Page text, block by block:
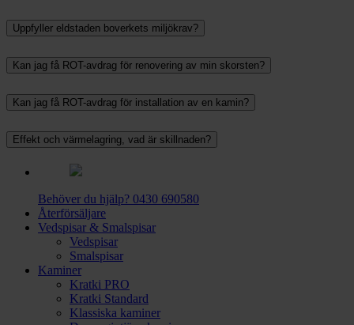
Uppfyller eldstaden boverkets miljökrav?
Kan jag få ROT-avdrag för renovering av min skorsten?
Kan jag få ROT-avdrag för installation av en kamin?
Effekt och värmelagring, vad är skillnaden?
Behöver du hjälp? 0430 690580
Återförsäljare
Vedspisar & Smalspisar
Vedspisar
Smalspisar
Kaminer
Kratki PRO
Kratki Standard
Klassiska kaminer